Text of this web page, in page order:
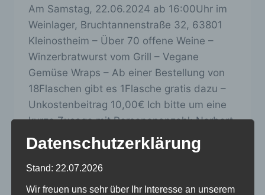
Am Samstag, 22.06.2024 ab 16:00Uhr im
Weinlager, Bruchtannenstraße 32, 63801
Kleinostheim – Über 70 offene Weine –
Winzerbratwurst vom Grill – Vegane
Gemüse Wraps – Ab einer Bestellung von
18Flaschen gibt es 1Flasche gratis dazu –
Unkostenbeitrag 10,00€ Ich bitte um eine
kurze Zusage mit Personenanzahl: Norbert
Bauer IWI Weinfachberater Thenstraße 6,
63801 Kleinostheim Tel….
BEIM
Datenschutzerklärung
Stand: 22.07.2026
Wir freuen uns sehr über Ihr Interesse an unserem